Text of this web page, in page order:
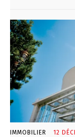
IMMOBILIER 12